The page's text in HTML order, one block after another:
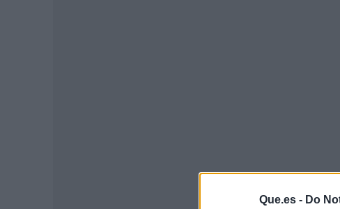
Que.es - Do